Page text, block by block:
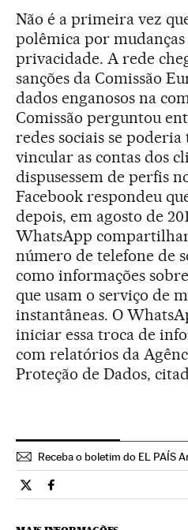
Não é a primeira vez
polêmica por
privacidade. A rede
sanções da Comissão
dados enganosos na
Comissão perguntou
redes sociais se
vincular as contas dos
dispusessem de perfis
Facebook respondeu
depois, em agosto de
WhatsApp
número de telefone de
como informações
que usam o serviço de
instantâneas. O
iniciar essa troca de
com relatórios da
Proteção de Dados,
Receba o boletim do EL PAÍS
Tecnologia El País Brasil en
Tecnologia El País Brasil